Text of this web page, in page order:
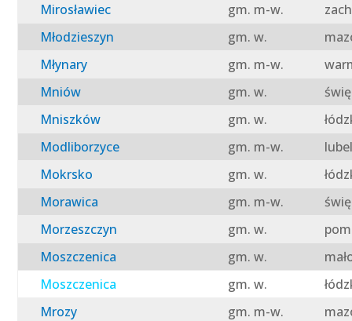
Mirosławiec
gm. m-w.
Młodzieszyn
gm. w.
Młynary
gm. m-w.
Mniów
gm. w.
Mniszków
gm. w.
Modliborzyce
gm. m-w.
Mokrsko
gm. w.
Morawica
gm. m-w.
Morzeszczyn
gm. w.
Moszczenica
gm. w.
Moszczenica
gm. w.
Mrozy
gm. m-w.